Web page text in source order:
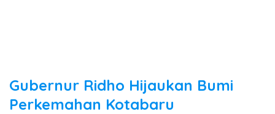
Gubernur Ridho Hijaukan Bumi
Perkemahan Kotabaru